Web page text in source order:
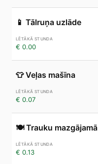
📱 Tālruņa uzlāde
€ 0.00
👕 Veļas mašīna
€ 0.07
🍽️ Trauku mazgājamā
€ 0.13